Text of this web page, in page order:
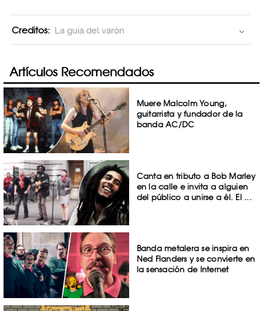
Creditos: La guía del varón
Artículos Recomendados
Muere Malcolm Young,
guitarrista y fundador de la
banda AC/DC
Canta en tributo a Bob Marley
en la calle e invita a alguien
del público a unirse a él. El ...
Banda metalera se inspira en
Ned Flanders y se convierte en
la sensación de Internet